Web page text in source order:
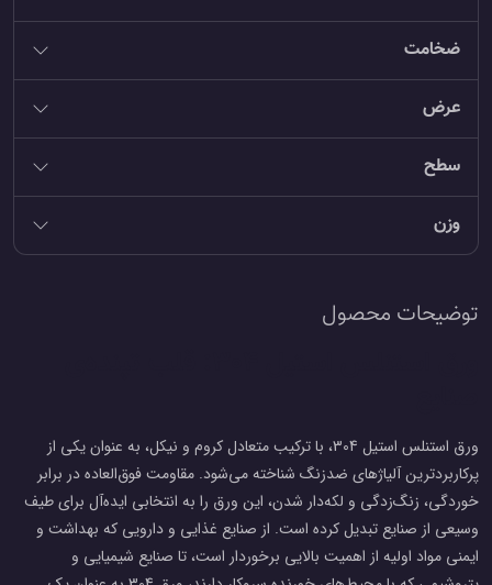
ضخامت
عرض
سطح
وزن
توضیحات محصول
ورق استنلس استیل 304، با ترکیب متعادل کروم و نیکل، به عنوان یکی از
پرکاربردترین آلیاژهای ضدزنگ شناخته می‌شود. مقاومت فوق‌العاده در برابر
خوردگی، زنگ‌زدگی و لکه‌دار شدن، این ورق را به انتخابی ایده‌آل برای طیف
وسیعی از صنایع تبدیل کرده است. از صنایع غذایی و دارویی که بهداشت و
ایمنی مواد اولیه از اهمیت بالایی برخوردار است، تا صنایع شیمیایی و